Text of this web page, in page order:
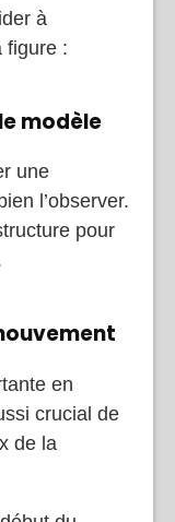
à
figure :
modèle
une
l’observer.
pour
en
crucial de
de la